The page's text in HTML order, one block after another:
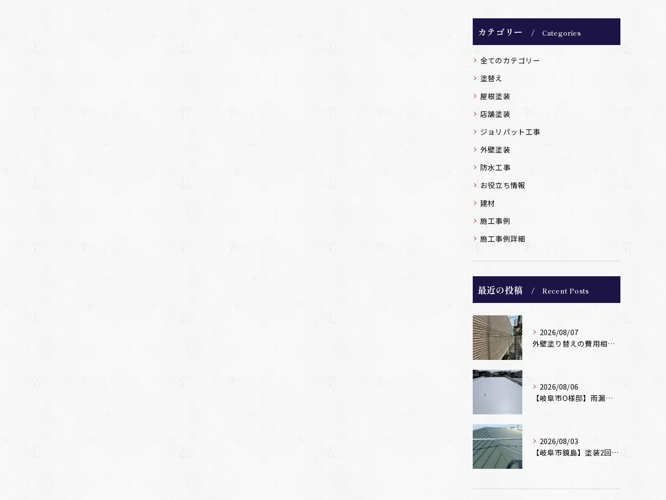
カテゴリー Categories
全てのカテゴリー
塗替え
屋根塗装
店舗塗装
ジョリパット工事
外壁塗装
防水工事
お役立ち情報
建材
施工事例
施工事例詳細
最近の投稿 Recent Posts
2026/08/07
外壁塗り替えの費用相場は？坪数別の価格目安と安く抑えるコツ【一級塗装士解説】
2026/08/06
【岐阜市O様邸】雨漏りを解消！塩ビシート機械固定工法による屋根防水工事
2026/08/03
【岐阜市鏡島】塗装2回のカラーベスト屋根をカバー工法でガルバリウム鋼板に改修！